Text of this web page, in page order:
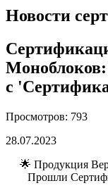
Новости
Моноблоков:
с
Просмотров: 793
28.07.2023
🌟 Продукция
Прошли